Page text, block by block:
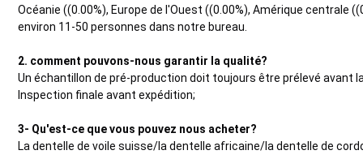
Océanie ((0.00%), Europe de l'Ouest ((0.00%), Amérique centrale
environ 11-50 personnes dans notre bureau.
2. comment pouvons-nous garantir la qualité?
Un échantillon de pré-production doit toujours être prélevé avant
Inspection finale avant expédition;
3- Qu'est-ce que vous pouvez nous acheter?
La dentelle de voile suisse/la dentelle africaine/la dentelle de